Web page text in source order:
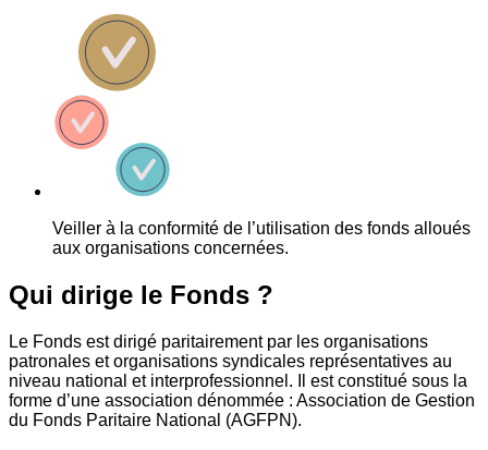
Veiller à la conformité de l’utilisation des fonds alloués
aux organisations concernées.
Qui dirige le Fonds ?
Le Fonds est dirigé paritairement par les organisations
patronales et organisations syndicales représentatives au
niveau national et interprofessionnel. Il est constitué sous la
forme d’une association dénommée : Association de Gestion
du Fonds Paritaire National (AGFPN).